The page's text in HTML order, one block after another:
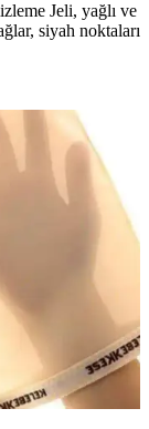
Jeli, yağlı ve
siyah noktaları